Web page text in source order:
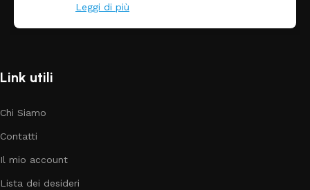
Leggi di più
Link utili
Chi Siamo
Contatti
Il mio account
Lista dei desideri